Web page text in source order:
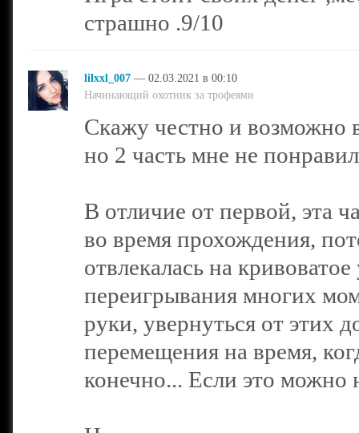
страшно .9/10
lilxxl_007— 02.03.2021 в 00:10
Начинающий охотник за трофеями
Скажу честно и возможно
но 2 часть мне не
В отличие от первой, эта
во время прохождения,
отвлекалась на
переигрывания многих
руки, увернуться от этих
перемещения на время,
конечно... Если это можно